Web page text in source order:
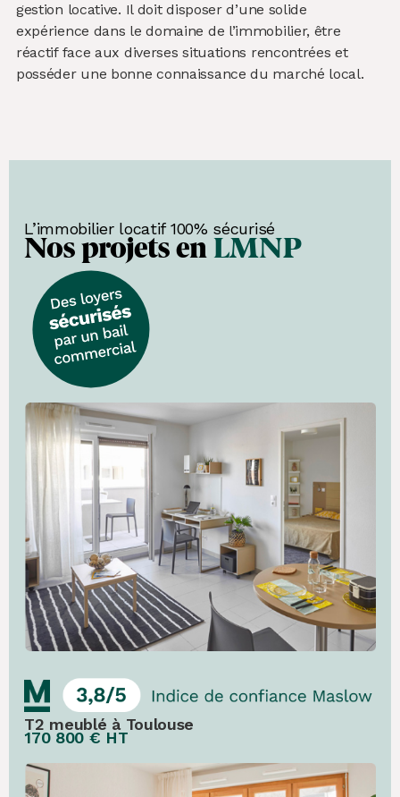
gestion locative. Il doit disposer d’une solide
expérience dans le domaine de l’immobilier, être
réactif face aux diverses situations rencontrées et
posséder une bonne connaissance du marché local.
L’immobilier locatif 100% sécurisé
Nos projets enLMNP
T2 meublé à Toulouse
170 800 € HT